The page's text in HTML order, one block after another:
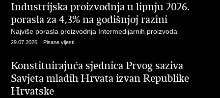
Industrijska proizvodnja u lipnju 2026.
porasla za 4,3% na godišnjoj razini
Najviše porasla proizvodnja Intermedijarnih proizvoda
29.07.2026. | Pisane vijesti
Konstituirajuća sjednica Prvog saziva
Savjeta mladih Hrvata izvan Republike
Hrvatske